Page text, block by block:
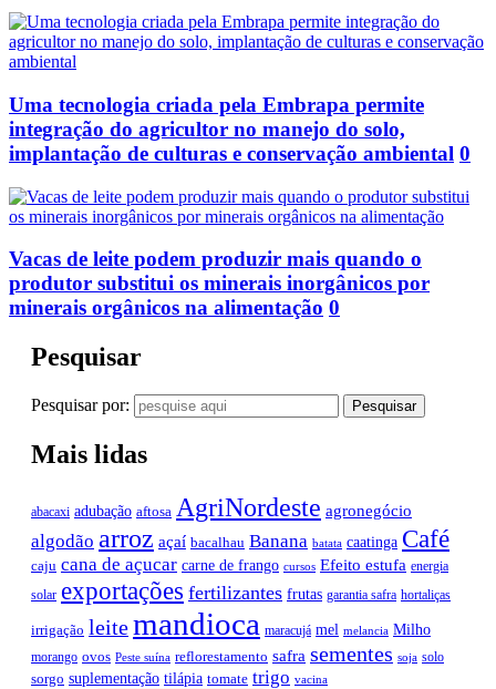
Uma tecnologia criada pela Embrapa permite
integração do agricultor no manejo do solo,
implantação de culturas e conservação ambiental 0
Vacas de leite podem produzir mais quando o
produtor substitui os minerais inorgânicos por
minerais orgânicos na alimentação 0
Pesquisar
Pesquisar por:
Mais lidas
abacaxi adubação aftosa AgriNordeste agronegócio
algodão arroz açaí bacalhau Banana batata caatinga Café
caju cana de açucar carne de frango cursos Efeito estufa energia
solar exportações fertilizantes frutas garantia safra hortaliças
irrigação leitemandioca maracujá mel melancia Milho
morango ovos Peste suína reflorestamento safra sementes soja solo
sorgo suplementação tilápia tomate trigo vacina